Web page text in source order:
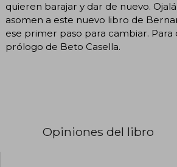
quieren barajar y dar de nuevo.
asomen a este nuevo libro de
ese primer paso para cambiar. Para
prólogo de Beto Casella.
Opiniones del libro